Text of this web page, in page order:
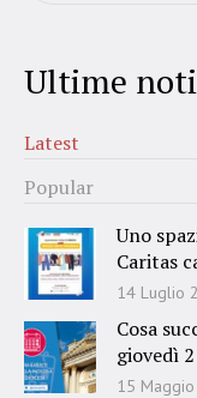
Ultime
Latest
Popular
Uno
Caritas
14 Luglio
Cosa
giovedì
15